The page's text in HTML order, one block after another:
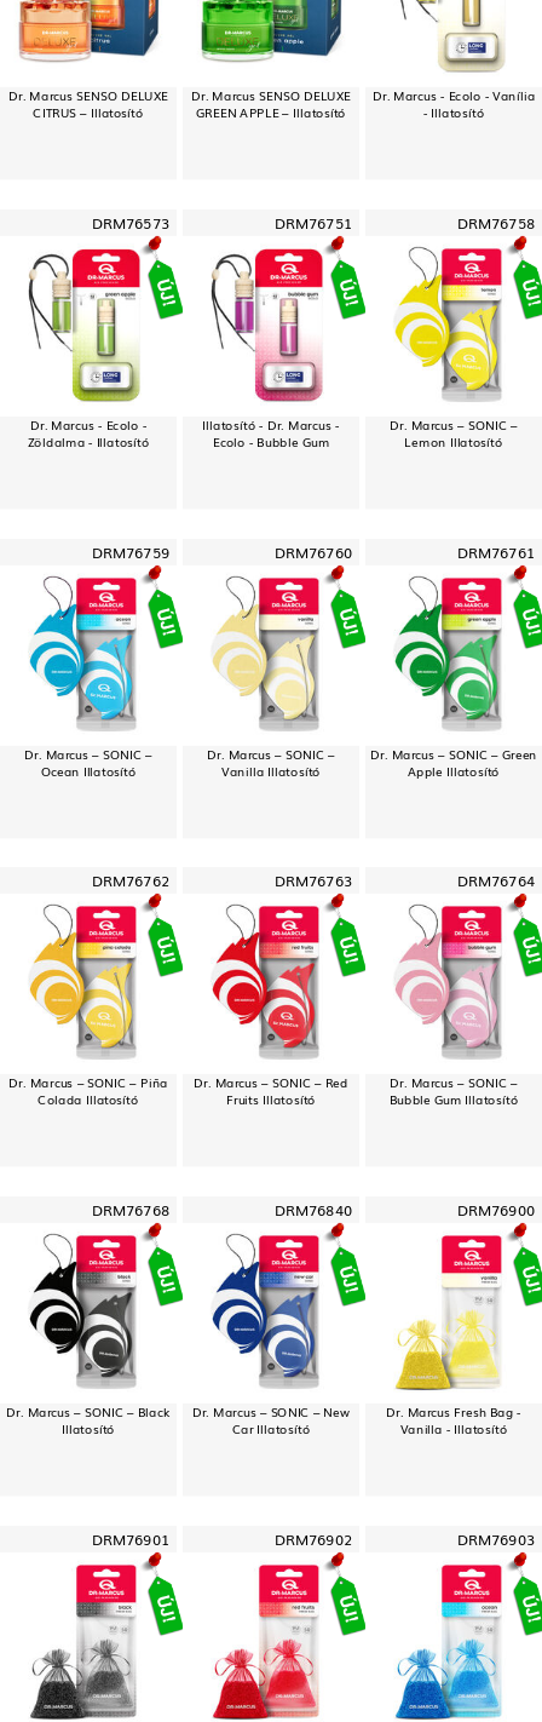
Dr. Marcus SENSO DELUXE
CITRUS – Illatosító
Dr. Marcus SENSO DELUXE
GREEN APPLE – Illatosító
Dr. Marcus - Ecolo - Vanília
- Illatosító
DRM76573
Dr. Marcus - Ecolo -
Zöldalma - Illatosító
DRM76751
Illatosító - Dr. Marcus -
Ecolo - Bubble Gum
DRM76758
Dr. Marcus – SONIC –
Lemon Illatosító
DRM76759
Dr. Marcus – SONIC –
Ocean Illatosító
DRM76760
Dr. Marcus – SONIC –
Vanilla Illatosító
DRM76761
Dr. Marcus – SONIC – Green
Apple Illatosító
DRM76762
Dr. Marcus – SONIC – Piña
Colada Illatosító
DRM76763
Dr. Marcus – SONIC – Red
Fruits Illatosító
DRM76764
Dr. Marcus – SONIC –
Bubble Gum Illatosító
DRM76768
Dr. Marcus – SONIC – Black
Illatosító
DRM76840
Dr. Marcus – SONIC – New
Car Illatosító
DRM76900
Dr. Marcus Fresh Bag -
Vanilla - Illatosító
DRM76901 DRM76902 DRM76903